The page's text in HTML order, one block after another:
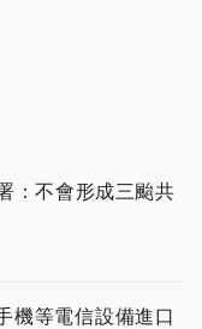
：不會形成三颱共
機等電信設備進口